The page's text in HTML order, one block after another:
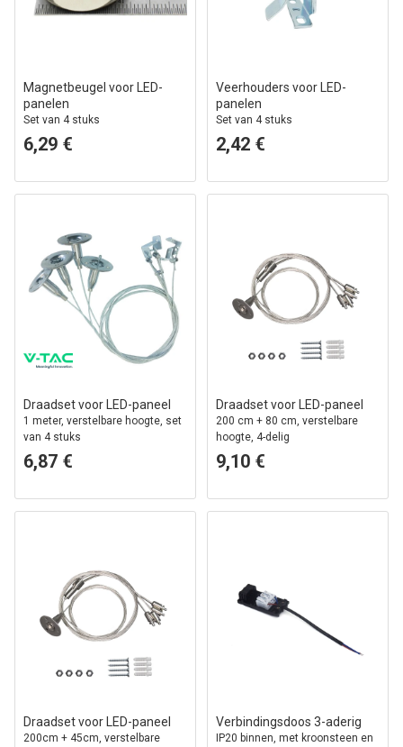
Magnetbeugel voor LED-
panelen
Set van 4 stuks
6,29 €
Veerhouders voor LED-
panelen
Set van 4 stuks
2,42 €
Draadset voor LED-paneel
1 meter, verstelbare hoogte, set
van 4 stuks
6,87 €
Draadset voor LED-paneel
200 cm + 80 cm, verstelbare
hoogte, 4-delig
9,10 €
Draadset voor LED-paneel
200cm + 45cm, verstelbare
Verbindingsdoos 3-aderig
IP20 binnen, met kroonsteen en